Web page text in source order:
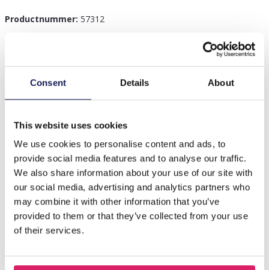
Consent Details About
This website uses cookies
We use cookies to personalise content and ads, to
provide social media features and to analyse our traffic.
We also share information about your use of our site with
our social media, advertising and analytics partners who
may combine it with other information that you’ve
provided to them or that they’ve collected from your use
of their services.
Productnummer: 57312
Beschrijving
Anderen kochten ook